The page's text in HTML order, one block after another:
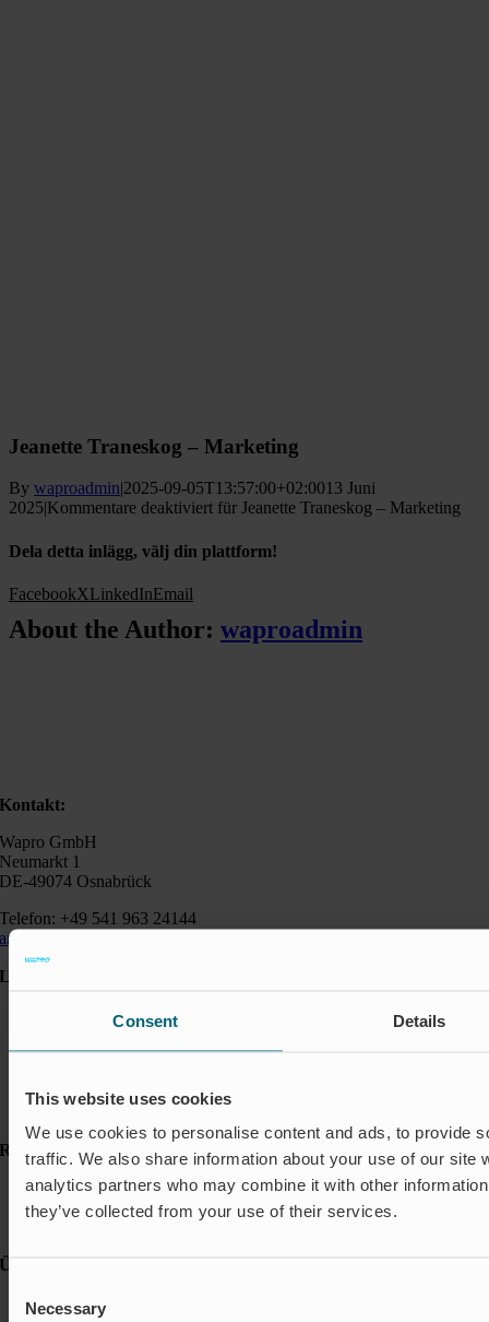
Consent Details
This website uses cookies
We use cookies to personalise content and ads, to provide
traffic. We also share information about your use of our site
analytics partners who may combine it with other
they’ve collected from your use of their services.
Selection
Necessary
Jeanette Traneskog – Marketing
By waproadmin|2025-09-05T13:57:00+02:0013 Juni
2025|Kommentare deaktiviert für Jeanette Traneskog – Marketing
Dela detta inlägg, välj din plattform!
FacebookXLinkedInEmail
About the Author: waproadmin
Kontakt:
Wapro GmbH
Neumarkt 1
DE-49074 Osnabrück
Telefon: +49 541 963 24144
anfragen@wapro.com
Lösungen
Aquakultur
Hochwasserschutz
Abschalt & Steuerung
Haushalt
Ressourcen
FAQ
Neuigkeiten & Presse
Referenzen
Über Wapro
Karriere